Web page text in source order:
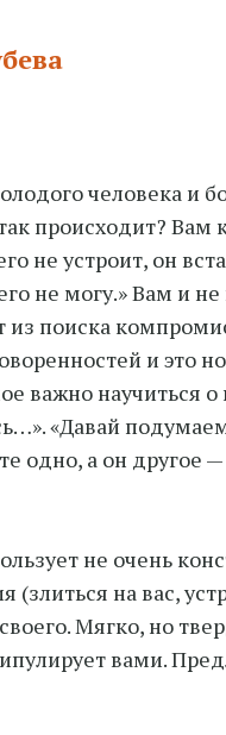
человека и
происходит? Вам
не устроит, он
не могу.» Вам и
из поиска
и это
важно научиться о
«Давай
одно, а он другое
не очень
(злиться на вас,
Мягко, но
вами.